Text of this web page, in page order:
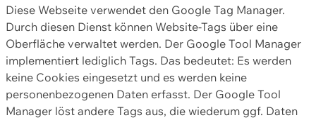
Diese Webseite verwendet den Google Tag Manager.
Durch diesen Dienst können Website-Tags über eine
Oberfläche verwaltet werden. Der Google Tool Manager
implementiert lediglich Tags. Das bedeutet: Es werden
keine Cookies eingesetzt und es werden keine
personenbezogenen Daten erfasst. Der Google Tool
Manager löst andere Tags aus, die wiederum ggf. Daten